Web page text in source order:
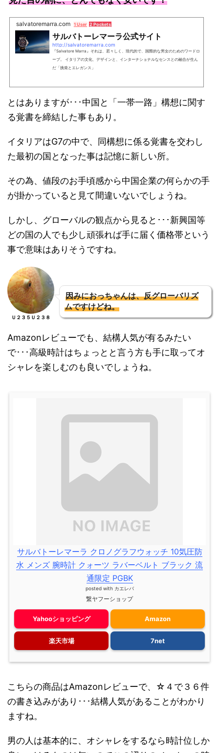
salvatoremarra.com 1 User 2 Pockets
サルバトーレマーラ公式サイト
http://salvatoremarra.com
『Salvatore Marra』それは、若々しく、現代的で、国際的な男女のためのワードロ
ープ。 イタリアの文化、デザインと、インターナショナルなセンスとの融合が生ん
だ「挑発とエレガンス」
とはありますが･･･中国と「一帯一路」構想に関す
る覚書を締結した事もあり。
イタリアはG7の中で、同構想に係る覚書を交わし
た最初の国となった事は記憶に新しい所。
その為、値段のお手頃感から中国企業の何らかの手
が掛かっていると見て間違いないでしょうね。
しかし、グローバルの観点から見ると･･･新興国等
どの国の人でも少し頑張れば手に届く価格帯という
事で意味はありそうですね。
Ｕ２３５Ｕ２３８
因みにおっちゃんは、反グローバリズ
ムですけどね。
Amazonレビューでも、結構人気が有るみたい
で･･･高級時計はちょっとと言う方も手に取ってオ
シャレを楽しむのも良いでしょうね。
サルバトーレマーラ クロノグラフウォッチ 10気圧防
水 メンズ 腕時計 クォーツ ラバーベルト ブラック 流
通限定 PGBK
posted with カエレバ
繋ヤフーショップ
Yahooショッピング Amazon
楽天市場 7net
こちらの商品はAmazonレビューで、☆４で３６件
の書き込みがあり･･･結構人気があることがわかり
ますね。
男の人は基本的に、オシャレをするなら時計位しか